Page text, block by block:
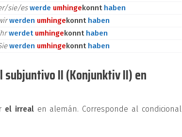
sie/eswerde umhingekonnt haben
werden umhingekonnt haben
werdet umhingekonnt haben
werden umhingekonnt haben
subjuntivo II (Konjunktiv II) en
el irrealen alemán. Corresponde al condicional